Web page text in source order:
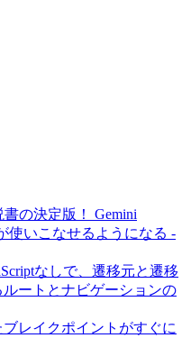
の決定版！ Gemini
使いこなせるようになる -
なしで、遷移元と遷移
ートとナビゲーションの
レイクポイントがすぐに